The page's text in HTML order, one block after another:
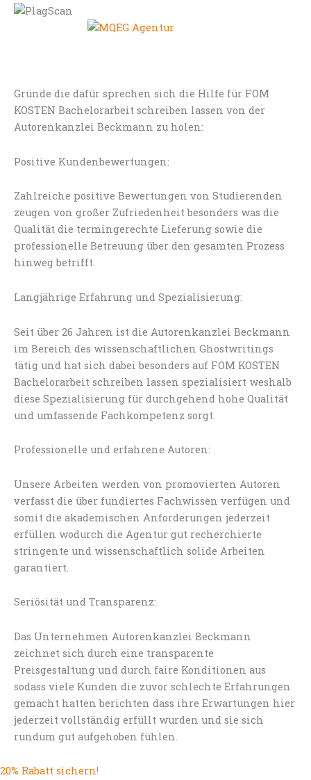
Gründe die dafür sprechen sich die Hilfe für FOM
KOSTEN Bachelorarbeit schreiben lassen von der
Autorenkanzlei Beckmann zu holen:
Positive Kundenbewertungen:
Zahlreiche positive Bewertungen von Studierenden
zeugen von großer Zufriedenheit besonders was die
Qualität die termingerechte Lieferung sowie die
professionelle Betreuung über den gesamten Prozess
hinweg betrifft.
Langjährige Erfahrung und Spezialisierung:
Seit über 26 Jahren ist die Autorenkanzlei Beckmann
im Bereich des wissenschaftlichen Ghostwritings
tätig und hat sich dabei besonders auf FOM KOSTEN
Bachelorarbeit schreiben lassen spezialisiert weshalb
diese Spezialisierung für durchgehend hohe Qualität
und umfassende Fachkompetenz sorgt.
Professionelle und erfahrene Autoren:
Unsere Arbeiten werden von promovierten Autoren
verfasst die über fundiertes Fachwissen verfügen und
somit die akademischen Anforderungen jederzeit
erfüllen wodurch die Agentur gut recherchierte
stringente und wissenschaftlich solide Arbeiten
garantiert.
Seriösität und Transparenz:
Das Unternehmen Autorenkanzlei Beckmann
zeichnet sich durch eine transparente
Preisgestaltung und durch faire Konditionen aus
sodass viele Kunden die zuvor schlechte Erfahrungen
gemacht hatten berichten dass ihre Erwartungen hier
jederzeit vollständig erfüllt wurden und sie sich
rundum gut aufgehoben fühlen.
20% Rabatt sichern!